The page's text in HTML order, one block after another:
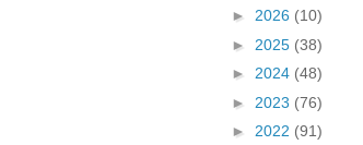
► 2026 (10)
► 2025 (38)
► 2024 (48)
► 2023 (76)
► 2022 (91)